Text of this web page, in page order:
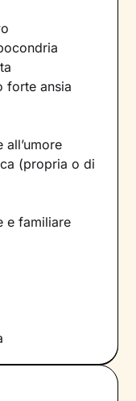
forte ansia
(propria o di
e familiare